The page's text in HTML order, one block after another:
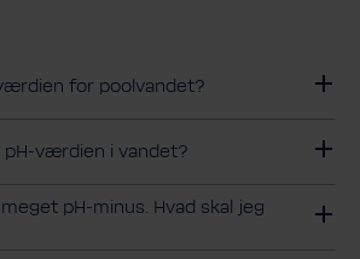
for poolvandet?
pH-​værdien i vandet?
pH-​minus. Hvad skal jeg